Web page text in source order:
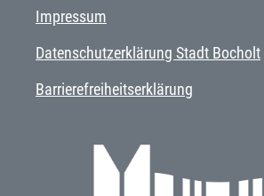
Impressum
Datenschutzerklärung Stadt Bocholt
Barrierefreiheitserklärung